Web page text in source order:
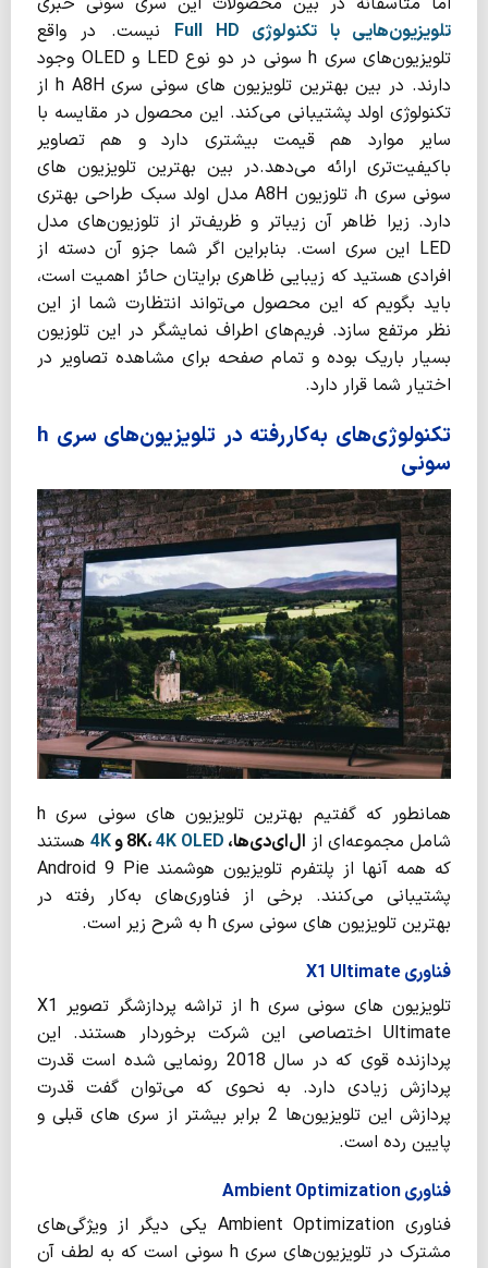
تلویزیون‌هایی با تکنولوژی Full HD
نیست. در واقع
تلویزیون‌های سری h سونی در دو نوع LED و OLED وجود
دارند. در بین بهترین تلویزیون ‌های سونی سری h A8H از
تکنولوژی اولد پشتیبانی می‌کند. این محصول در مقایسه با
سایر موارد هم قیمت بیشتری دارد و هم تصاویر
باکیفیت‌تری ارائه می‌دهد.در بین بهترین تلویزیون‌ های
سونی سری h، تلوزیون A8H مدل اولد سبک طراحی بهتری
دارد. زیرا ظاهر آن زیباتر و ظریف‌تر از تلوزیون‌های مدل
LED این سری است. بنابراین اگر شما جزو آن دسته از
افرادی هستید که زیبایی ظاهری برایتان حائز اهمیت است،
باید بگویم که این محصول می‌تواند انتظارت شما از این
نظر مرتفع سازد. فریم‌های اطراف نمایشگر در این تلوزیون
بسیار باریک بوده و تمام صفحه برای مشاهده تصاویر در
اختیار شما قرار دارد.
تکنولوژی‌های به‌کاررفته در تلویزیون‌های سری h
سونی
همانطور که گفتیم بهترین تلویزیون های سونی سری h
شامل مجموعه‌ای از ال‌ای‌دی‌ها، 8K، 4K OLED و4Kهستند
که همه آنها از پلتفرم تلویزیون هوشمند Android 9 Pie
پشتیبانی می‌کنند. برخی از فناوری‌های به‌کار رفته در
بهترین تلویزیون های سونی سری h به شرح زیر است.
فناوری X1 Ultimate
تلویزیون های سونی سری h از تراشه پردازشگر تصویر X1
Ultimate اختصاصی این شرکت برخوردار هستند. این
پردازنده قوی که در سال 2018 رونمایی شده است قدرت
پردازش زیادی دارد. به نحوی که می‌توان گفت قدرت
پردازش این تلویزیون‌ها 2 برابر بیشتر از سری های قبلی و
پایین رده است.
فناوری Ambient Optimization
فناوری Ambient Optimization یکی دیگر از ویژگی‌های
مشترک در تلویزیون‌های سری h سونی است که به لطف آن